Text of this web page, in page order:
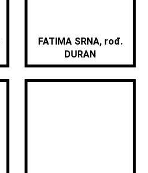
FATIMA SRNA, rođ.
DURAN